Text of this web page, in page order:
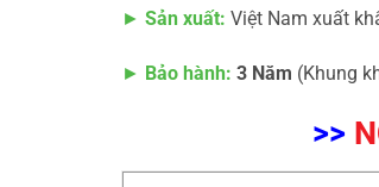
► Sản xuất: Việt Nam xuất
► Bảo hành: 3 Năm (Khung
>>